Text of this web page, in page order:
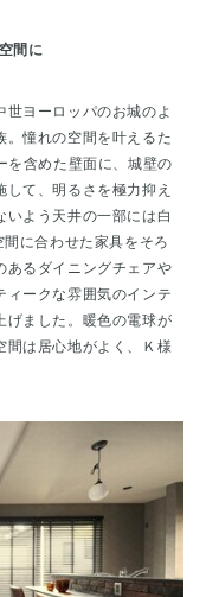
間に
世ヨーロッパのお城のよ
。憧れの空間を叶えるた
を含めた壁面に、城壁の
て、明るさを極力抑え
いよう天井の一部には白
に合わせた家具をそろ
あるダイニングチェアや
ィークな雰囲気のインテ
げました。暖色の電球が
間は居心地がよく、Ｋ様